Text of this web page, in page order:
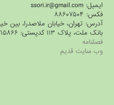
ایمیل: ssori.ir@gmail.com
فکس: ۸۸۶۰۷۵۰۴
آدرس: تهران، خیابان ملاصدرا، بین
بانک ملت، پلاک ۱۱۳ کدپستی: ۱۹۹۱۷۱۵۸۶۶
فصلنامه
وب سایت قدیم